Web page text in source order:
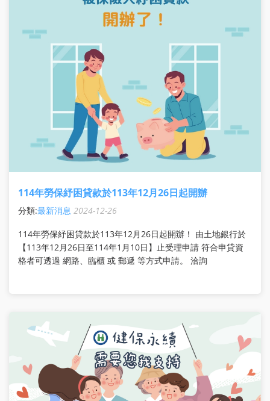
114年勞保紓困貸款於113年12月26日起開辦
分類:最新消息 2024-12-26
114年勞保紓困貸款於113年12月26日起開辦！ 由土地銀行於
【113年12月26日至114年1月10日】止受理申請 符合申貸資
格者可透過 網路、臨櫃 或 郵遞 等方式申請。 洽詢